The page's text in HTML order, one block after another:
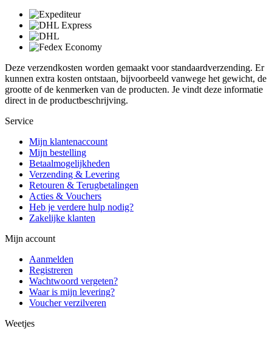
Deze verzendkosten worden gemaakt voor standaardverzending. Er
kunnen extra kosten ontstaan, bijvoorbeeld vanwege het gewicht, de
grootte of de kenmerken van de producten. Je vindt deze informatie
direct in de productbeschrijving.
Service
Mijn klantenaccount
Mijn bestelling
Betaalmogelijkheden
Verzending & Levering
Retouren & Terugbetalingen
Acties & Vouchers
Heb je verdere hulp nodig?
Zakelijke klanten
Mijn account
Aanmelden
Registreren
Wachtwoord vergeten?
Waar is mijn levering?
Voucher verzilveren
Weetjes